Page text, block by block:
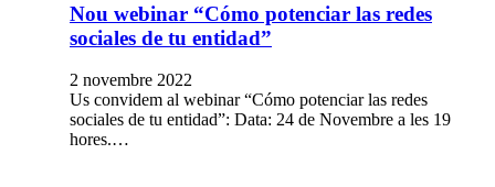
Nou webinar “Cómo potenciar las redes
sociales de tu entidad”
2 novembre 2022
Us convidem al webinar “Cómo potenciar las redes
sociales de tu entidad”: Data: 24 de Novembre a les 19
hores.…